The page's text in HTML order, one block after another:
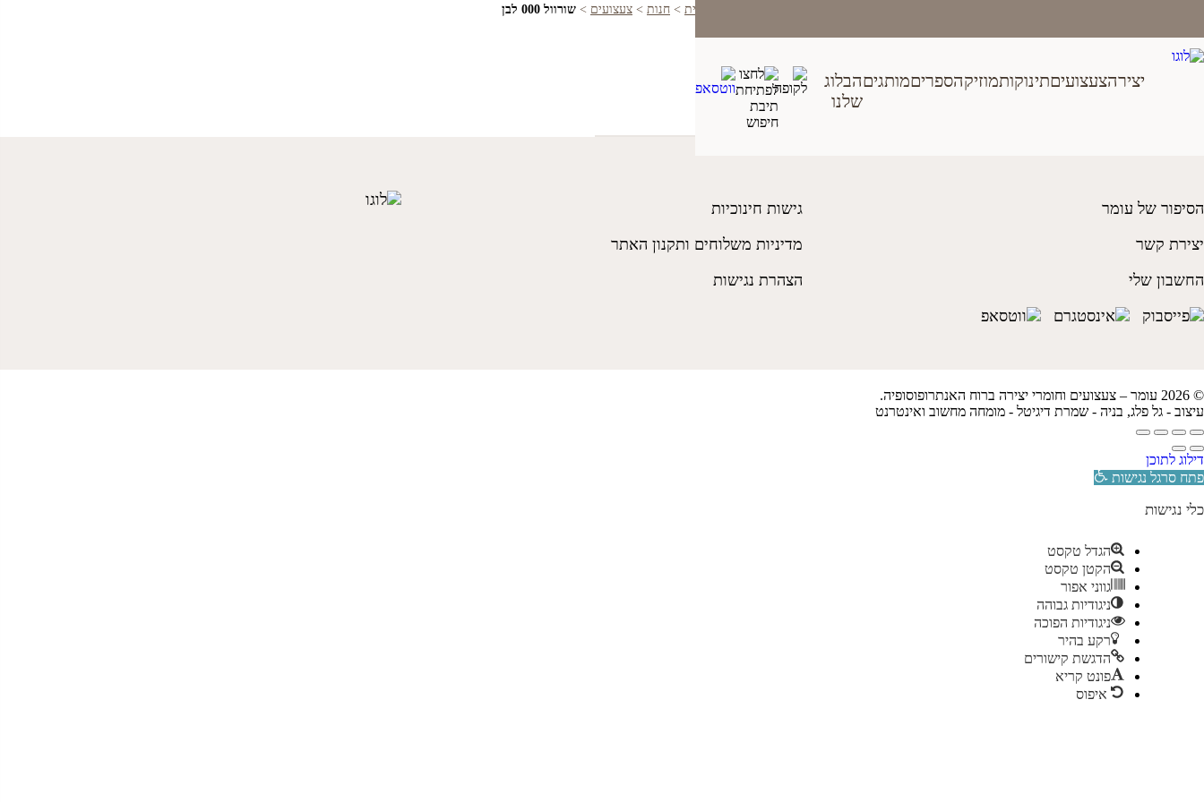
content
יצירהצעצועיםתינוקותמוזיקהספריםמותגיםהבלוג
שלנו
בית > חנות > צעצועים > שורוול 000 לבן
שורוול 000 לבן
הסיפור של עומר
יצירת קשר
החשבון שלי
גישות חינוכיות
מדיניות משלוחים ותקנון האתר
הצהרת נגישות
© 2026 עומר – צעצועים וחומרי יצירה ברוח האנתרופוסופיה.
עיצוב - גל פלג, בניה - שמרת דיגיטל - מומחה מחשוב ואינטרנט
דילוג לתוכן
פתח סרגל נגישות
כלי נגישות
הגדל טקסט
הקטן טקסט
גווני אפור
ניגודיות גבוהה
ניגודיות הפוכה
רקע בהיר
הדגשת קישורים
פונט קריא
איפוס